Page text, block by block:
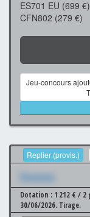
ES701 EU (699
CFN802 (279 €)
Jeu-concours
Replier (provis.)
Xxxxxxx
Dotation : 1 212 € / 2
30/06/2026. Tirage.